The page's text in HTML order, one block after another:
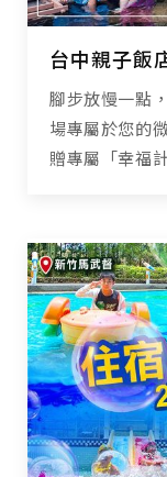
腳步放慢一點
場專屬於您的
贈專屬「幸福